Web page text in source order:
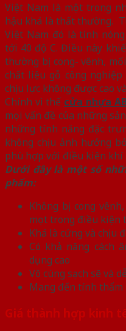
Việt Nam là một trong
hậu khá là thất thường.
Việt Nam đó là tính
tới 40 độ C. Điều này
thường bị cong- vênh,
chất liệu gỗ công
chịu lực không được cao
Chính vì thế cửa nhựa
mọi vấn đề của những
những tính năng đặc
không chịu ảnh hưởng
phù hợp với điều kiện khí
Dưới đây là một số
phẩm:
Không bị cong
mọt trong điều kiện
Khá là cứng và chịu
Có khả năng cách
dụng cao
Vô cùng sạch sẽ và
Mang đến tính
Giá thành hợp kinh